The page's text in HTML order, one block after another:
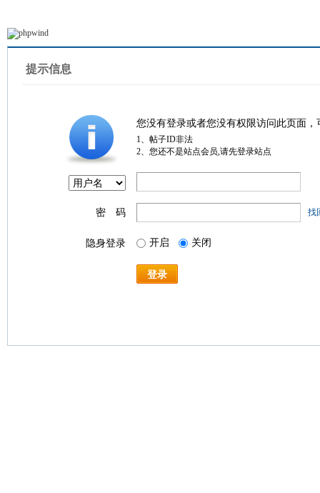
提示信息
您没有登录或者您没有权限访问此页面
1、帖子ID非法
2、您还不是站点会员,请先登录站点
密 码 找
隐身登录 开启 关闭
登录